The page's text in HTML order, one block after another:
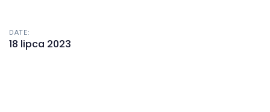
DATE:
18 lipca 2023